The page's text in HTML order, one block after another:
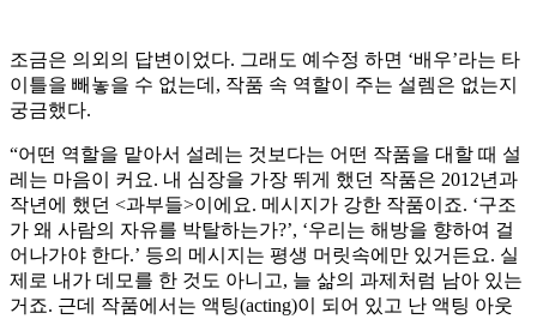
조금은 의외의 답변이었다. 그래도 예수정 하면 ‘배우’라는 타
이틀을 빼놓을 수 없는데, 작품 속 역할이 주는 설렘은 없는지
궁금했다.
“어떤 역할을 맡아서 설레는 것보다는 어떤 작품을 대할 때 설
레는 마음이 커요. 내 심장을 가장 뛰게 했던 작품은 2012년과
작년에 했던 <과부들>이에요. 메시지가 강한 작품이죠. ‘구조
가 왜 사람의 자유를 박탈하는가?’, ‘우리는 해방을 향하여 걸
어나가야 한다.’ 등의 메시지는 평생 머릿속에만 있거든요. 실
제로 내가 데모를 한 것도 아니고, 늘 삶의 과제처럼 남아 있는
거죠. 근데 작품에서는 액팅(acting)이 되어 있고 난 액팅 아웃